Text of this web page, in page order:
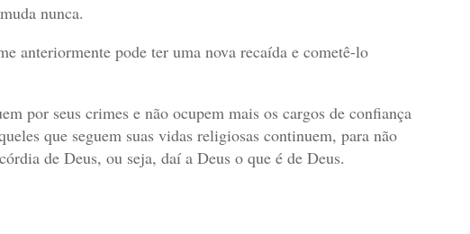
nunca.
anteriormente pode ter uma nova recaída e cometê-lo
por seus crimes e não ocupem mais os cargos de confiança
que seguem suas vidas religiosas continuem, para não
de Deus, ou seja, daí a Deus o que é de Deus.